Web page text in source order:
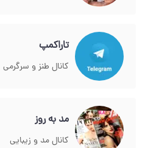
تاراکمپ
کانال طنز و سرگرمی
مد به روز
کانال مد و زیبایی